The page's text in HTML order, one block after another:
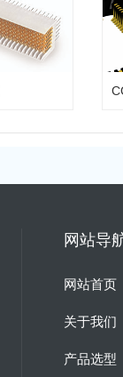
网站导
网站首页
关于我们
产品选型